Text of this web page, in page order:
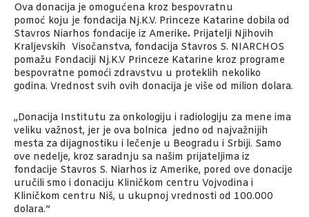
Ova donacija je omogućena kroz bespovratnu
pomoć koju je fondacija Nj.K.V. Princeze Katarine dobila od
Stavros Niarhos fondacije iz Amerike. Prijatelji Njihovih
Kraljevskih Visočanstva, fondacija Stavros S. NIARCHOS
pomažu Fondaciji Nj.K.V Princeze Katarine kroz programe
bespovratne pomoći zdravstvu u proteklih nekoliko
godina. Vrednost svih ovih donacija je više od milion dolara.
„Donacija Institutu za onkologiju i radiologiju za mene ima
veliku važnost, jer je ova bolnica jedno od najvažnijih
mesta za dijagnostiku i lečenje u Beogradu i Srbiji. Samo
ove nedelje, kroz saradnju sa našim prijateljima iz
fondacije Stavros S. Niarhos iz Amerike, pored ove donacije
uručili smo i donaciju Kliničkom centru Vojvodina i
Kliničkom centru Niš, u ukupnoj vrednosti od 100.000
dolara.”